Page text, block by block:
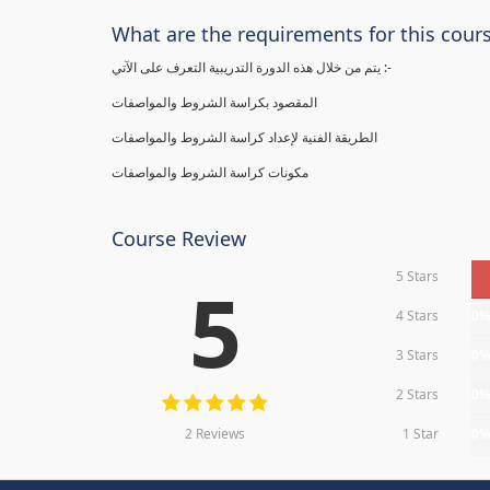
What are the requirements for this
يتم من خلال هذه الدورة التدريبية التعرف على الآتي :-
المقصود بكراسة الشروط والمواصفات
الطريقة الفنية لإعداد كراسة الشروط والمواصفات
مكونات كراسة الشروط والمواصفات
Course Review
5
2 Reviews
5 Stars
4 Stars
3 Stars
2 Stars
1 Star